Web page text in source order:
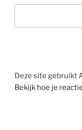
Deze site gebruikt
Bekijk hoe je